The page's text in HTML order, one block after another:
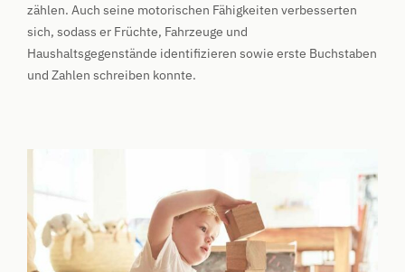
zählen. Auch seine motorischen Fähigkeiten verbesserten
sich, sodass er Früchte, Fahrzeuge und
Haushaltsgegenstände identifizieren sowie erste Buchstaben
und Zahlen schreiben konnte.